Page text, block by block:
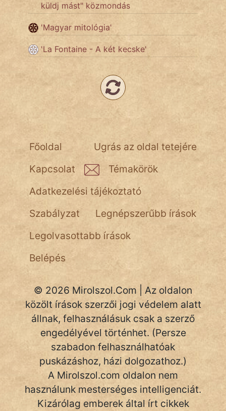
pszichopati
szegény legény
Hoffer Botond
küldj mást" közmondás
'Magyar mitológia'
'La Fontaine - A két kecske'
Ugrás az oldal tetejére
Főoldal
Kapcsolat
Témakörök
Adatkezelési tájékoztató
Szabályzat
Legnépszerűbb írások
Legolvasottabb írások
Belépés
© 2026 Mirolszol.Com | Az oldalon
közölt írások szerzői jogi védelem alatt
állnak, felhasználásuk csak a szerző
engedélyével történhet. (Persze
szabadon felhasználhatóak
puskázáshoz, házi dolgozathoz.)
A Mirolszol.com oldalon nem
használunk mesterséges intelligenciát.
Kizárólag emberek által írt cikkek